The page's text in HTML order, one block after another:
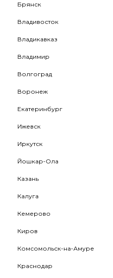
Брянск
Владивосток
Владикавказ
Владимир
Волгоград
Воронеж
Екатеринбург
Ижевск
Иркутск
Йошкар-Ола
Казань
Калуга
Кемерово
Киров
Комсомольск-на-Амуре
Краснодар